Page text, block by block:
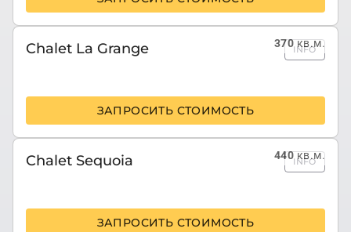
370кв.м.
Chalet La Grange INFO
ЗАПРОСИТЬ СТОИМОСТЬ
440кв.м.
Chalet Sequoia INFO
ЗАПРОСИТЬ СТОИМОСТЬ